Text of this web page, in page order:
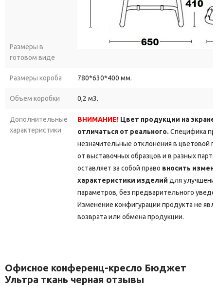
Размеры в
готовом виде
Размеры короба 780*630*400 мм.
Объем коробки 0,2 м3.
Дополнительные
характеристики
ВНИМАНИЕ! Цвет продукции на
отличаться от реального. Специфика
незначительные отклонения в цветовой
от выставочных образцов и в разных
оставляет за собой право вносить
характеристики изделий для
параметров, без предварительного
Изменение конфигурации продукта не
возврата или обмена продукции.
Офисное конференц-кресло Бюджет
Ультра ткань черная отзывы